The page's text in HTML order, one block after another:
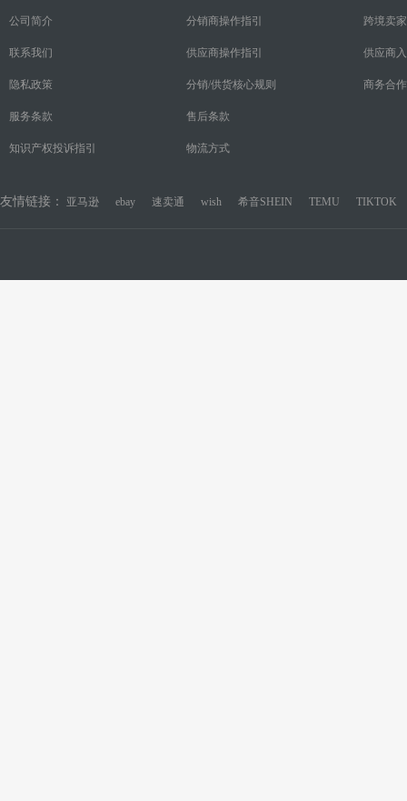
公司简介
联系我们
隐私政策
服务条款
知识产权投诉指引
分销商操作指引
供应商操作指引
分销/供货核心规则
售后条款
物流方式
跨境卖
供应商
商务合作
友情链接： 亚马逊 ebay 速卖通 wish 希音SHEIN TEMU TIKTOK